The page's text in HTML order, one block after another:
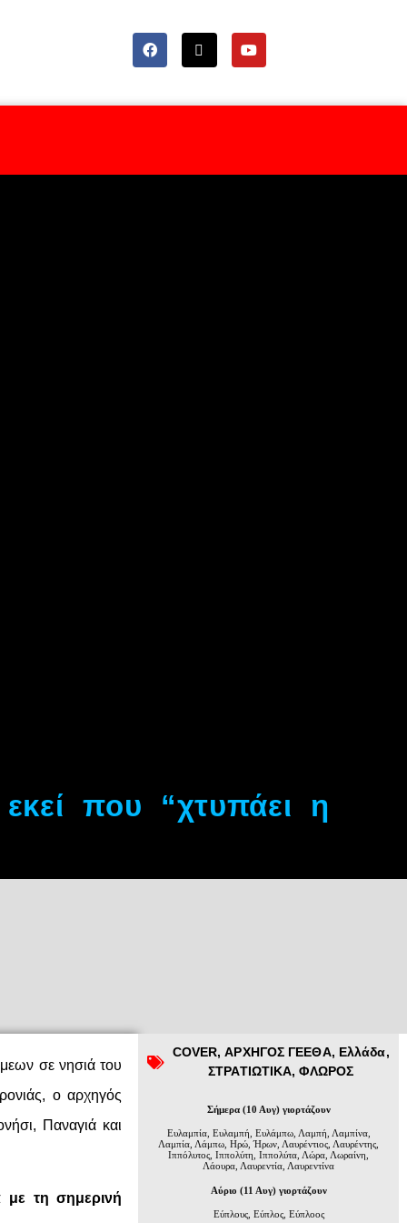
που “χτυπάει η
σε νησιά του
ο αρχηγός
Παναγιά και
τη σημερινή
COVER,ΑΡΧΗΓΟΣ ΓΕΕΘΑ, Ελλάδα,
ΣΤΡΑΤΙΩΤΙΚΑ,ΦΛΩΡΟΣ
Σήμερα (10 Αυγ) γιορτάζουν
Ευλαμπία, Ευλαμπή, Ευλάμπω, Λαμπή, Λαμπίνα,
Λαμπία, Λάμπω, Ηρώ, Ήρων, Λαυρέντιος, Λαυρέντης,
Ιππόλυτος, Ιππολύτη, Ιππολύτα, Λώρα, Λωραίνη,
Λάουρα, Λαυρεντία, Λαυρεντίνα
Αύριο (11 Αυγ) γιορτάζουν
Εύπλους, Εύπλος, Εύπλοος